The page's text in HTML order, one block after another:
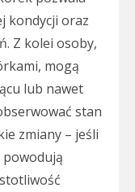
kondycji oraz
Z kolei osoby,
mogą
lub nawet
stan
zmiany – jeśli